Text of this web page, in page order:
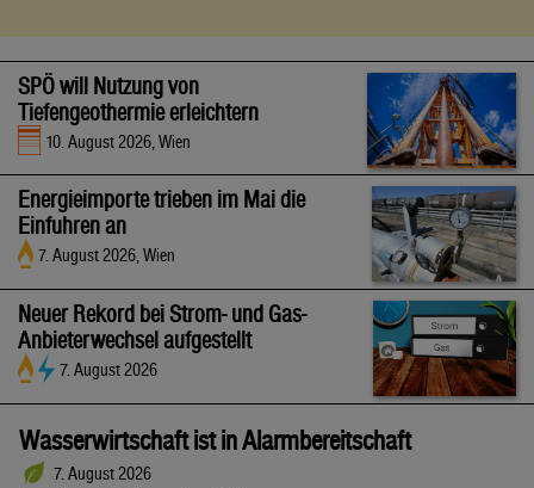
SPÖ will Nutzung von
Tiefengeothermie erleichtern
10. August 2026, Wien
Energieimporte trieben im Mai die
Einfuhren an
7. August 2026, Wien
Neuer Rekord bei Strom- und Gas-
Anbieterwechsel aufgestellt
7. August 2026
Wasserwirtschaft ist in Alarmbereitschaft
7. August 2026